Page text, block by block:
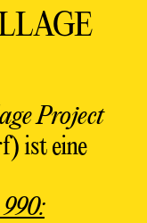
Project
ist eine